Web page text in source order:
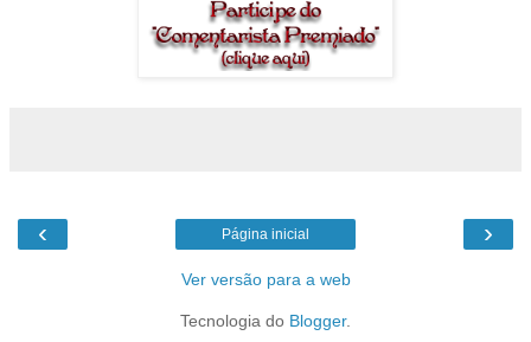
‹ ›
Página inicial
Ver versão para a web
Tecnologia do Blogger.